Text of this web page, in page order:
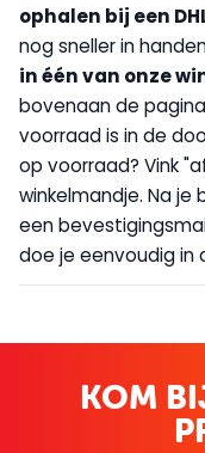
ophalen bij een
nog sneller in
in één van onze
bovenaan de
voorraad is in de
op voorraad? Vink
winkelmandje. Na je
een
doe je eenvoudig in
KOM